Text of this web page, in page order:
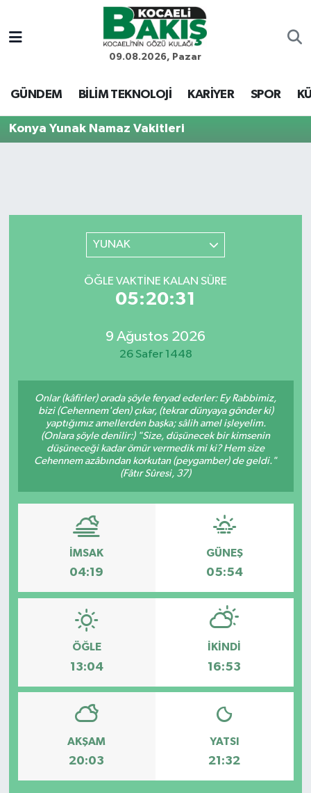
09.08.2026, Pazar
GÜNDEM BİLİM TEKNOLOJİ KARİYER SPOR
Konya Yunak Namaz Vakitleri
YUNAK
ÖĞLE VAKTINE KALAN SÜRE
05:20:31
9 Ağustos 2026
26 Safer 1448
Onlar (kâfirler) orada şöyle feryad ederler: Ey Rabbimiz,
bizi (Cehennem'den) çıkar, (tekrar dünyaya gönder ki)
yaptığımız amellerden başka; sâlih amel işleyelim.
(Onlara şöyle denilir:) "Size, düşünecek bir kimsenin
düşüneceği kadar ömür vermedik mi ki? Hem size
Cehennem azâbından korkutan (peygamber) de geldi."
(Fâtır Sûresi, 37)
İMSAK
04:19
GÜNEŞ
05:54
ÖĞLE
13:04
İKINDI
16:53
AKŞAM
20:03
YATSI
21:32
Kocaeli Nöbetçi Eczaneler
Kocaeli Hava Durumu
Kocaeli Trafik Yoğunluk Haritası
Son Dakika Haberleri